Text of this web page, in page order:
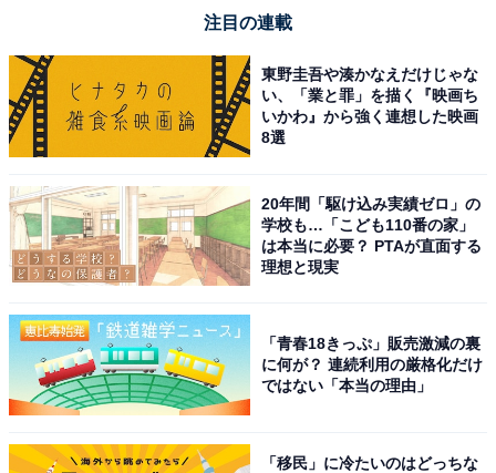
ら。たまに聴きたくなる歌（25歳女性）」などのコメン
注目の連載
東野圭吾や湊かなえだけじゃな
い、「業と罪」を描く『映画ち
いかわ』から強く連想した映画
8選
20年間「駆け込み実績ゼロ」の
学校も…「こども110番の家」
は本当に必要？ PTAが直面する
理想と現実
「青春18きっぷ」販売激減の裏
に何が？ 連続利用の厳格化だけ
ではない「本当の理由」
「移民」に冷たいのはどっちな